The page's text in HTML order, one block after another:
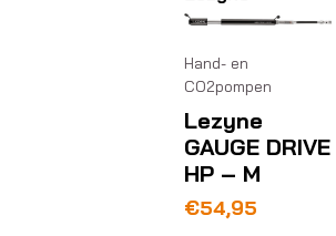
Hand- en
CO2pompen
Lezyne
GAUGE DRIVE
HP – M
€54,95